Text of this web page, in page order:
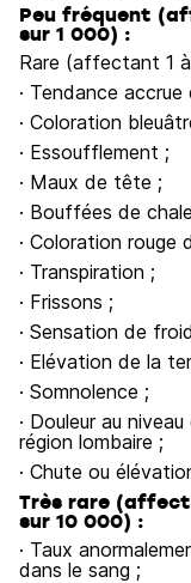
Peu fréquent
sur 1 000) :
Rare (affectant 1
· Tendance
· Coloration
· Essoufflement ;
· Maux de tête ;
· Bouffées de
· Coloration rouge
· Transpiration ;
· Frissons ;
· Sensation de
· Elévation de la
· Somnolence ;
· Douleur au
région lombaire ;
· Chute ou
Très rare
sur 10 000) :
· Taux
dans le sang ;